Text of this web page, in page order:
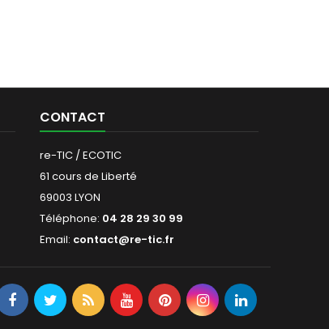
CONTACT
re-TIC / ECOTIC
61 cours de Liberté
69003 LYON
Téléphone: 04 28 29 30 99
Email: contact@re-tic.fr